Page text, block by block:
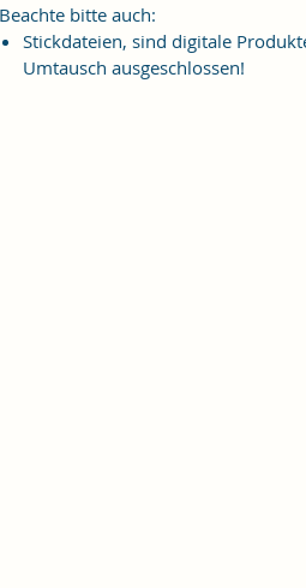
Beachte bitte auch:
Stickdateien, sind digitale
Umtausch ausgeschlossen!